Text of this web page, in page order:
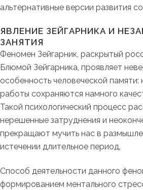
альтернативные версии развития
ЯВЛЕНИЕ ЗЕЙГАРНИКА И
ЗАНЯТИЯ
Феномен Зейгарник, раскрытый
Блюмой Зейгарника, проявляет
особенность человеческой
работы сохраняются намного
Такой психологический процесс
нерешенные затруднения и
прекращают мучить нас в
истечении длительное период.
Способ деятельности данного
формированием ментального